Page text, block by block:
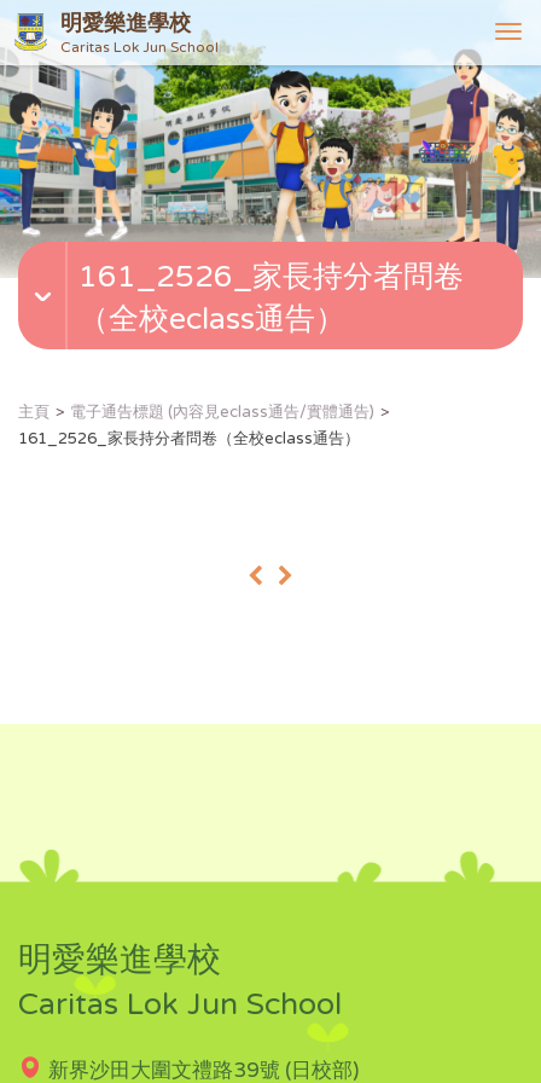
明愛樂進學校
Caritas Lok Jun School
T
o
g
g
l
e
n
v
161_2526_家長持分者問卷
（全校eclass通告）
主頁
電子通告標題 (內容見eclass通告/實體通告)
161_2526_家長持分者問卷（全校eclass通告）
« »
明愛樂進學校
Caritas Lok Jun School
新界沙田大圍文禮路39號 (日校部)